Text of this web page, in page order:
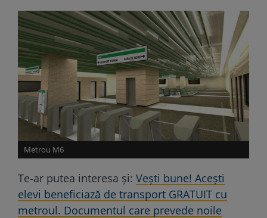
Metrou M6
Te-ar putea interesa și: Vești bune! Acești
elevi beneficiază de transport GRATUIT cu
metroul. Documentul care prevede noile